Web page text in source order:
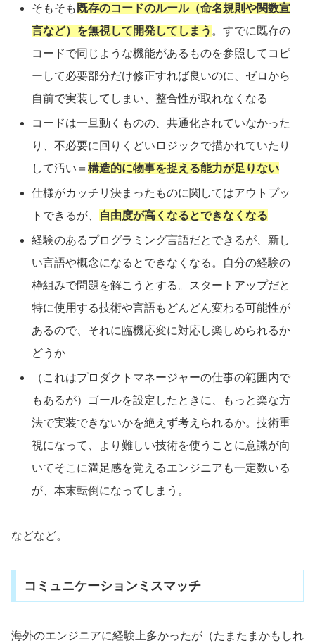
そもそも 既存のコードのルール（命名規則や関数宣
言など）を無視して開発してしまう 。すでに既存の
コードで同じような機能があるものを参照してコピ
ーして必要部分だけ修正すれば良いのに、ゼロから
自前で実装してしまい、整合性が取れなくなる
コードは一旦動くものの、共通化されていなかった
り、不必要に回りくどいロジックで描かれていたり
して汚い＝構造的に物事を捉える能力が足りない
仕様がカッチリ決まったものに関してはアウトプッ
トできるが、
自由度が高くなるとできなくなる
経験のあるプログラミング言語だとできるが、新し
い言語や概念になるとできなくなる。自分の経験の
枠組みで問題を解こうとする。スタートアップだと
特に使用する技術や言語もどんどん変わる可能性が
あるので、それに臨機応変に対応し楽しめられるか
どうか
（これはプロダクトマネージャーの仕事の範囲内で
もあるが）ゴールを設定したときに、もっと楽な方
法で実装できないかを絶えず考えられるか。技術重
視になって、より難しい技術を使うことに意識が向
いてそこに満足感を覚えるエンジニアも一定数いる
が、本末転倒になってしまう。
などなど。
コミュニケーションミスマッチ
海外のエンジニアに経験上多かったが（たまたまかもしれ